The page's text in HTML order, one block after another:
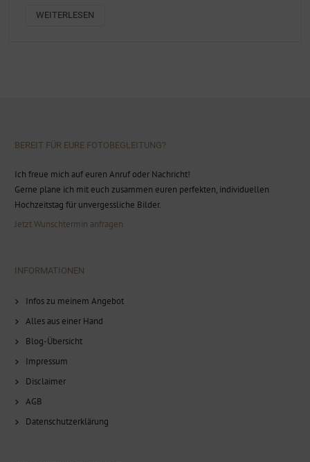
WEITERLESEN
BEREIT FÜR EURE FOTOBEGLEITUNG?
Ich freue mich auf euren Anruf oder Nachricht!
Gerne plane ich mit euch zusammen euren perfekten, individuellen
Hochzeitstag für unvergessliche Bilder.
Jetzt Wunschtermin anfragen
INFORMATIONEN
Infos zu meinem Angebot
Alles aus einer Hand
Blog-Übersicht
Impressum
Disclaimer
AGB
Datenschutzerklärung